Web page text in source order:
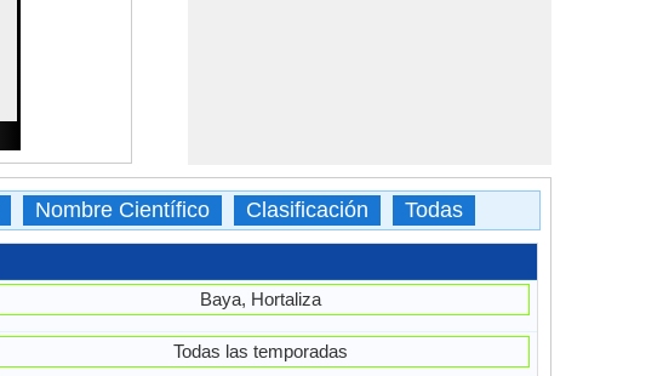
Nombre Científico Clasificación Todas
Baya, Hortaliza
Todas las temporadas